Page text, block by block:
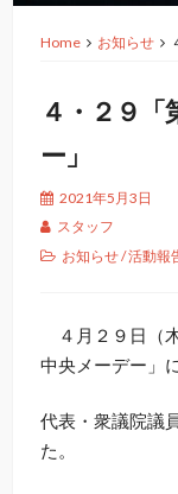
Home お知らせ
４・２９
ー」
2021年5月3日
スタッフ
お知らせ/活動報
４月２９日（
中央メーデー」
代表・衆議院議
た。